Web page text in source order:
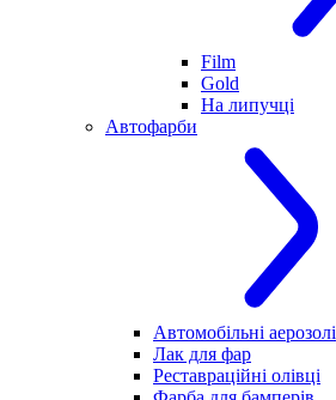
Film
Gold
На липучці
Автофарби
Автомобільні аерозолі
Лак для фар
Реставраційні олівці